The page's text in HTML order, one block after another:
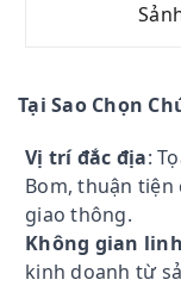
Tại Sao Chọn
Vị trí đắc địa:
Bom, thuận
giao thông.
Không gian
kinh doanh từ